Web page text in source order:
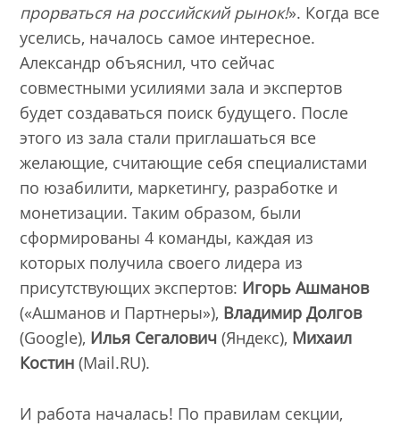
прорваться на российский рынок!». Когда все
уселись, началось самое интересное.
Александр объяснил, что сейчас
совместными усилиями зала и экспертов
будет создаваться поиск будущего. После
этого из зала стали приглашаться все
желающие, считающие себя специалистами
по юзабилити, маркетингу, разработке и
монетизации. Таким образом, были
сформированы 4 команды, каждая из
которых получила своего лидера из
присутствующих экспертов: Игорь Ашманов
(«Ашманов и Партнеры»), Владимир Долгов
(Google), Илья Сегалович (Яндекс), Михаил
Костин(Mail.RU).
И работа началась! По правилам секции,